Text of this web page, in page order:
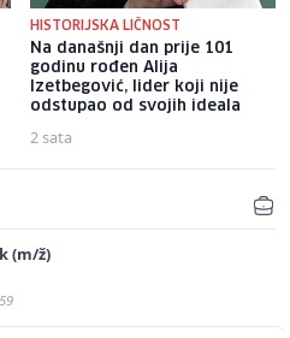
HISTORIJSKA LIČNOST
Na današnji dan prije 101
godinu rođen Alija
Izetbegović, lider koji nije
odstupao od svojih ideala
2 sata
(m/ž)